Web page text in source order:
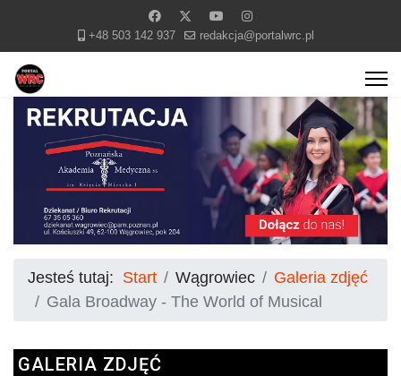
+48 503 142 937 redakcja@portalwrc.pl
Jesteś tutaj: Start Wągrowiec
Galeria zdjęć
Gala Broadway - The World of Musical
GALERIA ZDJĘĆ